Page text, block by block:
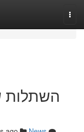
השתלות